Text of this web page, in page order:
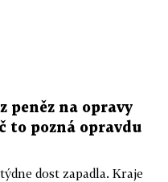
peněz na opravy
to pozná opravdu
dost zapadla. Kraje